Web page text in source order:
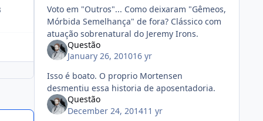
Voto em "Outros"... Como deixaram "Gêmeos,
Mórbida Semelhança" de fora? Clássico com
atuação sobrenatural do Jeremy Irons.
Questão
January 26, 201016 yr
Isso é boato. O proprio Mortensen
desmentiu essa historia de aposentadoria.
Questão
December 24, 201411 yr